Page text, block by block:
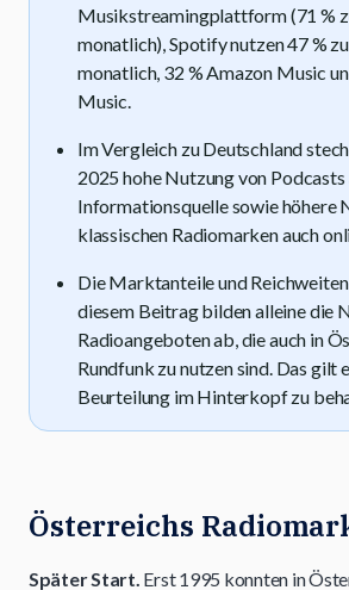
Musikstreamingplattform (71 %
monatlich), Spotify nutzen 47 %
monatlich, 32 % Amazon Music
Music.
Im Vergleich zu Deutschland
2025 hohe Nutzung von Podcasts
Informationsquelle sowie höhere
klassischen Radiomarken auch
Die Marktanteile und
diesem Beitrag bilden alleine die
Radioangeboten ab, die auch in
Rundfunk zu nutzen sind. Das gilt
Beurteilung im Hinterkopf zu
Österreichs
Später Start. Erst 1995 konnten in